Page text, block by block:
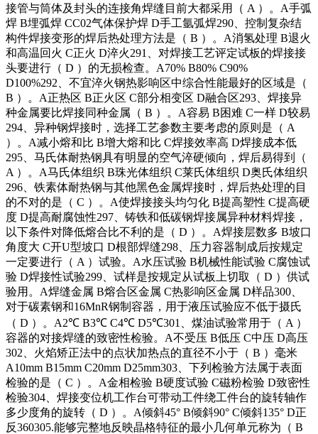
接管与筒体及封头的连接角焊缝目前大都采用（ A ）。A手弧
焊 B埋弧焊 CC02气体保护焊 D手工氩弧焊290、控制复杂结
构件焊接变形的焊后热处理方法是（ B ）。A消氢处理 B退火
和高温回火 C正火 D淬火291、对焊接工艺评定试板的焊接接
头要进行（ D ）的无损检查。A70% B80% C90%
D100%292、不宜淬火钢热影响区中综合性能最好的区域是（
B ）。A正热区 B正火区 C部分相变区 D融合区293、焊接异
种金属要比焊接同种金属（ B ）。A容易 B困难 C一样 D较易
294、异种钢焊接时，选择工艺参数主要考虑的原则是（ A
）。A减小熔和比 B增大熔和比 C焊接效率高 D焊接成本低
295、马氏体耐热钢具有明显的空气淬硬倾向，焊后易得到（
A ）。A马氏体组织 B珠光体组织 C莱氏体组织 D奥氏体组织
296、铁素体耐热钢与其他黑色金属焊接时，焊后热处理的目
的不对的是（ C ）。A使焊接接头均匀化 B提高塑性 C提高硬
度 D提高耐腐蚀性297、铸铁和低碳钢焊接属异种材料焊接，
以下条件对降低熔合比不利的是（ D ）。A焊接层数多 B坡口
角度大 C开U型坡口 D根部焊缝298、压力容器制成后按规定
一定要进行（ A ）试验。A水压试验 B机械性能试验 C腐蚀试
验 D焊接性试验299、试样是按规定从试板上切取（ D ）供试
验用。A焊缝金属 B熔合区金属 C热影响区金属 D样品300、
对于碳素钢和16MnR钢制容器，用于液压试验应不低于摄氏
（ D ）。A2℃ B3℃ C4℃ D5℃301、煤油试验常用于（ A ）
容器的对接焊缝的致密性检验。A不受压 B低压 C中压 D高压
302、火焰矫正法中的点状加热点的直径不小于（ B ）毫米
A10mm B15mm C20mm D25mm303、下列检验方法属于表面
检验的是（ C ）。A金相检验 B硬度试验 C磁粉检验 D致密性
检验304、焊接变位机工作台可带动工件绕工件台的旋转轴作
多少度角的旋转（ D ）。A倾斜45° B倾斜90° C倾斜135° D正
反360305.能够完整地反映晶格特征的最小几何单元称为（ B